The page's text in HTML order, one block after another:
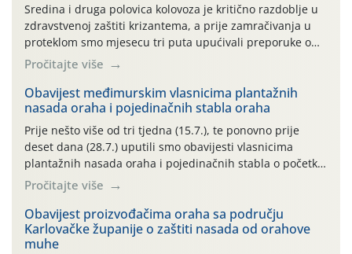
Sredina i druga polovica kolovoza je kritično razdoblje u
zdravstvenoj zaštiti krizantema, a prije zamračivanja u
proteklom smo mjesecu tri puta upućivali preporuke o
preventivnim mjerama zaštite krizantema od najčešćih
uzročnika bolesti, štetnika i fito-fagnih grinja (23.7., 14.7.,
06.7.)! Na početku ovog mjeseca je zabilježeno je
povijesno i ekstremno vruće meteorološko razdoblje, uz
najviše temperature […]
Pročitajte više
Obavijest međimurskim vlasnicima plantažnih
nasada oraha i pojedinačnih stabla oraha
Prije nešto više od tri tjedna (15.7.), te ponovno prije
deset dana (28.7.) uputili smo obavijesti vlasnicima
plantažnih nasada oraha i pojedinačnih stabla o početku
leta i ovogodišnjoj potrebi usmjerenog suzbijanja
orahove muhe (Rhagoletis completa)! Već dvanaest dana
traje drugi ovogodišnji “toplinski udar”, koji naročito
izražen zadnja šest dana (31.7.-05.8.), jer najviše
temperature zraka svakodnevno […]
Pročitajte više
Obavijest proizvođačima oraha sa području
Karlovačke županije o zaštiti nasada od orahove
muhe